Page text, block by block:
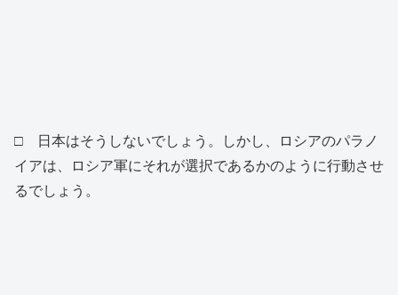
□ 日本はそうしないでしょう。しかし、ロシアのパラノ
イアは、ロシア軍にそれが選択であるかのように行動させ
るでしょう。